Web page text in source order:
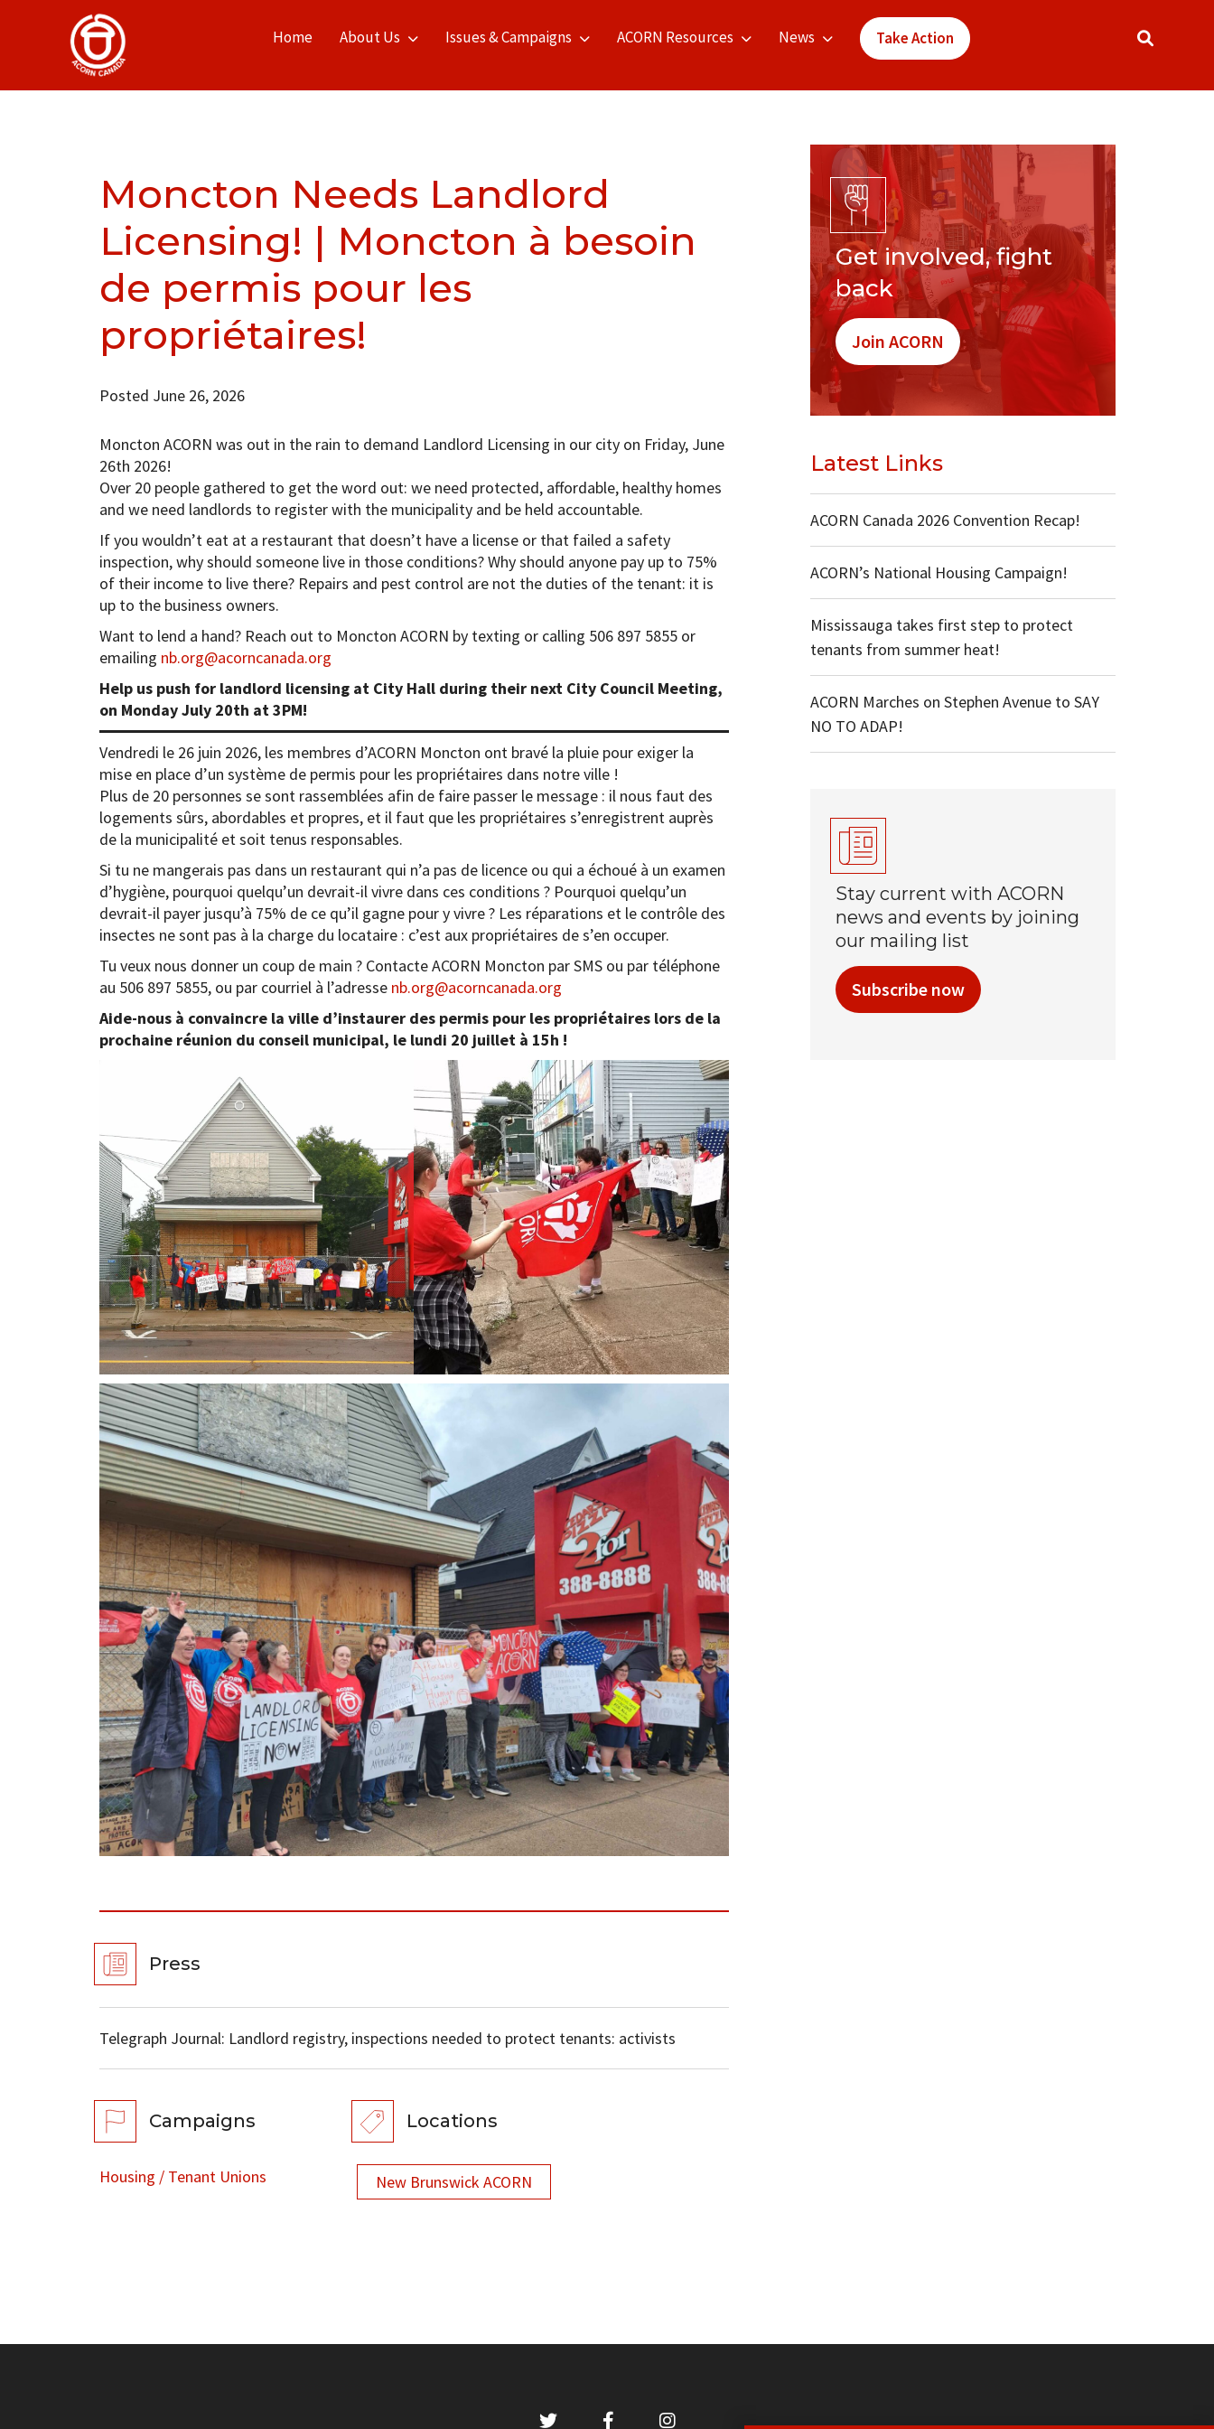
Home About Us Issues & Campaigns ACORN Resources News Take Action
Moncton Needs Landlord
Licensing! | Moncton à besoin
de permis pour les
propriétaires!
Posted June 26, 2026
Moncton ACORN was out in the rain to demand Landlord Licensing in our city on Friday, June
26th 2026!
Over 20 people gathered to get the word out: we need protected, affordable, healthy homes
and we need landlords to register with the municipality and be held accountable.
If you wouldn’t eat at a restaurant that doesn’t have a license or that failed a safety
inspection, why should someone live in those conditions? Why should anyone pay up to 75%
of their income to live there? Repairs and pest control are not the duties of the tenant: it is
up to the business owners.
Want to lend a hand? Reach out to Moncton ACORN by texting or calling 506 897 5855 or
emailing nb.org@acorncanada.org
Help us push for landlord licensing at City Hall during their next City Council Meeting,
on Monday July 20th at 3PM!
Vendredi le 26 juin 2026, les membres d’ACORN Moncton ont bravé la pluie pour exiger la
mise en place d’un système de permis pour les propriétaires dans notre ville !
Plus de 20 personnes se sont rassemblées afin de faire passer le message : il nous faut des
logements sûrs, abordables et propres, et il faut que les propriétaires s’enregistrent auprès
de la municipalité et soit tenus responsables.
Si tu ne mangerais pas dans un restaurant qui n’a pas de licence ou qui a échoué à un examen
d’hygiène, pourquoi quelqu’un devrait-il vivre dans ces conditions ? Pourquoi quelqu’un
devrait-il payer jusqu’à 75% de ce qu’il gagne pour y vivre ? Les réparations et le contrôle des
insectes ne sont pas à la charge du locataire : c’est aux propriétaires de s’en occuper.
Tu veux nous donner un coup de main ? Contacte ACORN Moncton par SMS ou par téléphone
au 506 897 5855, ou par courriel à l’adresse nb.org@acorncanada.org
Aide-nous à convaincre la ville d’instaurer des permis pour les propriétaires lors de la
prochaine réunion du conseil municipal, le lundi 20 juillet à 15h !
Press
Telegraph Journal: Landlord registry, inspections needed to protect tenants: activists
Campaigns
Housing / Tenant Unions
Locations
New Brunswick ACORN
Get involved, fight
back
Join ACORN
Latest Links
ACORN Canada 2026 Convention Recap!
ACORN’s National Housing Campaign!
Mississauga takes first step to protect
tenants from summer heat!
ACORN Marches on Stephen Avenue to SAY
NO TO ADAP!
Stay current with ACORN
news and events by joining
our mailing list
Subscribe now